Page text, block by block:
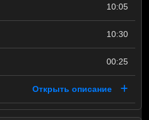
10:05
10:30
00:25
Открыть описание